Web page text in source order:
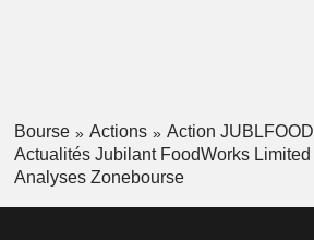
Bourse Actions
Action JUBLFOOD
Actualités Jubilant FoodWorks Limited
Analyses Zonebourse